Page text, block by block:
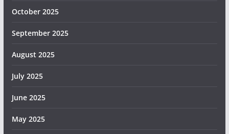
October 2025
September 2025
August 2025
July 2025
June 2025
May 2025